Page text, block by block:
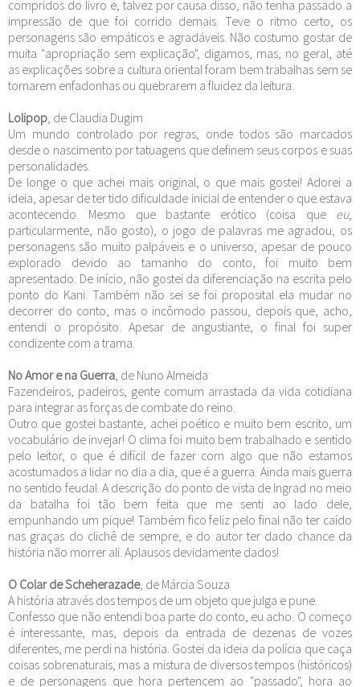
compridos do livro e, talvez por causa disso, não tenha passado a
impressão de que foi corrido demais. Teve o ritmo certo, os
personagens são empáticos e agradáveis. Não costumo gostar de
muita "apropriação sem explicação", digamos, mas, no geral, até
as explicações sobre a cultura oriental foram bem trabalhas sem se
tornarem enfadonhas ou quebrarem a fluidez da leitura.
Lolipop , de Claudia Dugim
Um mundo controlado por regras, onde todos são marcados
desde o nascimento por tatuagens que definem seus corpos e suas
personalidades.
De longe o que achei mais original, o que mais gostei! Adorei a
ideia, apesar de ter tido dificuldade inicial de entender o que estava
acontecendo. Mesmo que bastante erótico (coisa que eu,
particularmente, não gosto), o jogo de palavras me agradou, os
personagens são muito palpáveis e o universo, apesar de pouco
explorado devido ao tamanho do conto, foi muito bem
apresentado. De início, não gostei da diferenciação na escrita pelo
ponto do Kani. Também não sei se foi proposital ela mudar no
decorrer do conto, mas o incômodo passou, depois que, acho,
entendi o propósito. Apesar de angustiante, o final foi super
condizente com a trama.
No Amor e na Guerra , de Nuno Almeida
Fazendeiros, padeiros, gente comum arrastada da vida cotidiana
para integrar as forças de combate do reino.
Outro que gostei bastante, achei poético e muito bem escrito, um
vocabulário de invejar! O clima foi muito bem trabalhado e sentido
pelo leitor, o que é difícil de fazer com algo que não estamos
acostumados a lidar no dia a dia, que é a guerra. Ainda mais guerra
no sentido feudal. A descrição do ponto de vista de Ingrad no meio
da batalha foi tão bem feita que me senti ao lado dele,
empunhando um pique! Também fico feliz pelo final não ter caído
nas graças do clichê de sempre, e do autor ter dado chance da
história não morrer ali. Aplausos devidamente dados!
O Colar de Scheherazade, de Márcia Souza
A história através dos tempos de um objeto que julga e pune.
Confesso que não entendi boa parte do conto, eu acho. O começo
é interessante, mas, depois da entrada de dezenas de vozes
diferentes, me perdi na história. Gostei da ideia da polícia que caça
coisas sobrenaturais, mas a mistura de diversos tempos (históricos)
e de personagens que hora pertencem ao "passado", hora ao